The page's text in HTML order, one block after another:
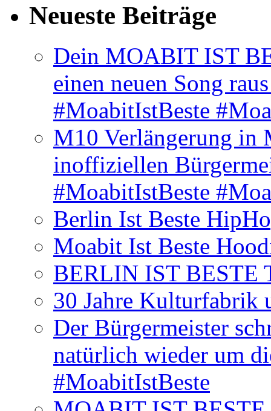
Neueste Beiträge
Dein MOABIT IST
einen neuen Song
#MoabitIstBeste
M10 Verlängerung in
inoffiziellen
#MoabitIstBeste
Berlin Ist Beste
Moabit Ist Beste
BERLIN IST BESTE
30 Jahre Kulturfabrik
Der Bürgermeister
natürlich wieder um
#MoabitIstBeste